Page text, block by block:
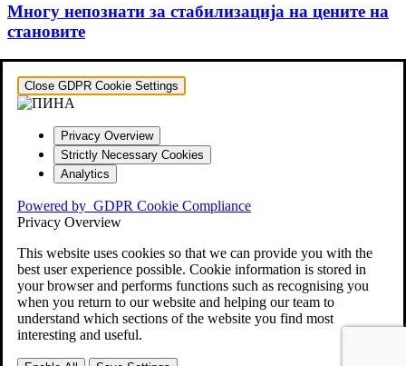
Многу непознати за стабилизација на цените на
становите
Close GDPR Cookie Settings
Privacy Overview
Strictly Necessary Cookies
Analytics
Powered by GDPR Cookie Compliance
Privacy Overview
This website uses cookies so that we can provide you with the
best user experience possible. Cookie information is stored in
your browser and performs functions such as recognising you
when you return to our website and helping our team to
understand which sections of the website you find most
interesting and useful.